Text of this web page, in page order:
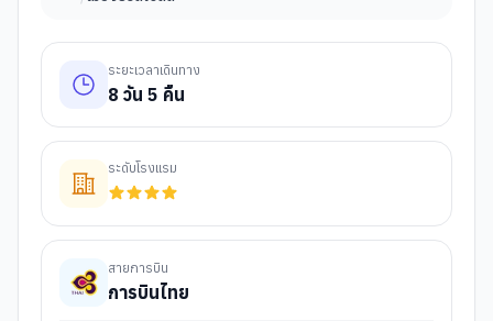
ระยะเวลาเดินทาง
8 วัน 5 คืน
ระดับโรงแรม
สายการบิน
การบินไทย